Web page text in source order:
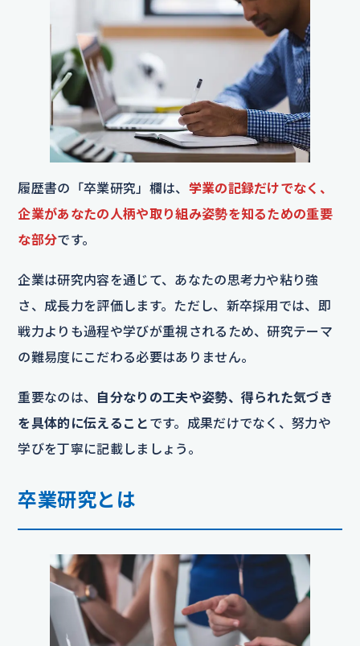
履歴書の「卒業研究」欄は、 学業の記録だけでなく、
企業があなたの人柄や取り組み姿勢を知るための重要
な部分です。
企業は研究内容を通じて、あなたの思考力や粘り強
さ、成長力を評価します。ただし、新卒採用では、即
戦力よりも過程や学びが重視されるため、研究テーマ
の難易度にこだわる必要はありません。
重要なのは、 自分なりの工夫や姿勢、得られた気づき
を具体的に伝えること です。成果だけでなく、努力や
学びを丁寧に記載しましょう。
卒業研究とは